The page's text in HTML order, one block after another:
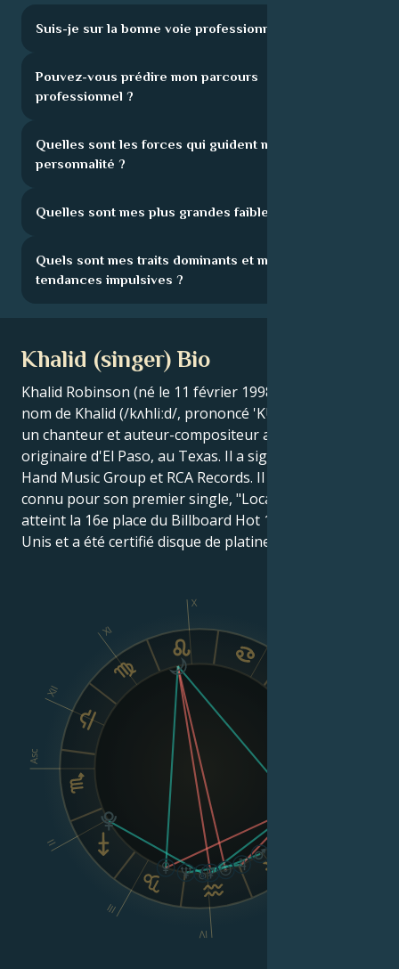
Suis-je sur la bonne voie professionnelle ?
Pouvez-vous prédire mon parcours
professionnel ?
Quelles sont les forces qui guident ma
personnalité ?
Quelles sont mes plus grandes faiblesses ?
Quels sont mes traits dominants et mes
tendances impulsives ?
Khalid (singer) Bio
Khalid Robinson (né le 11 février 1998), connu sous le
nom de Khalid (/kʌhliːd/, prononcé 'KUH-LeeD' ;), est
un chanteur et auteur-compositeur américain
originaire d'El Paso, au Texas. Il a signé avec Right
Hand Music Group et RCA Records. Il est surtout
connu pour son premier single, "Location" ;, qui a
atteint la 16e place du Billboard Hot 100 aux États-
Unis et a été certifié disque de platine.
Asc
II
III
IV
X
XI
XII